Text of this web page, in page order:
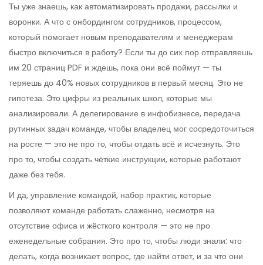
Ты уже знаешь, как автоматизировать продажи, рассылки и
воронки. А что с онбордингом сотрудников, процессом,
который помогает новым преподавателям и менеджерам
быстро включиться в работу? Если ты до сих пор отправляешь
им 20 страниц PDF и ждешь, пока они всё поймут — ты
теряешь до 40% новых сотрудников в первый месяц. Это не
гипотеза. Это цифры из реальных школ, которые мы
анализировали. А делегирование в инфобизнесе, передача
рутинных задач команде, чтобы владелец мог сосредоточиться
на росте — это не про то, чтобы отдать всё и исчезнуть. Это
про то, чтобы создать чёткие инструкции, которые работают
даже без тебя.
И да, управление командой, набор практик, которые
позволяют команде работать слаженно, несмотря на
отсутствие офиса и жёсткого контроля — это не про
еженедельные собрания. Это про то, чтобы люди знали: что
делать, когда возникает вопрос, где найти ответ, и за что они